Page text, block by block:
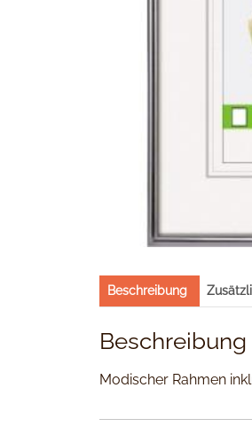
Beschreibung
Beschreibung
Modischer Rahmen